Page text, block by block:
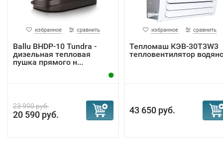
избранное сравнить
Ballu BHDP-10 Tundra -
дизельная тепловая
пушка прямого н...
23 990 руб.
20 590 руб.
избранное сравнить
Тепломаш КЭВ-30T3W3
тепловентилятор
43 650 руб.